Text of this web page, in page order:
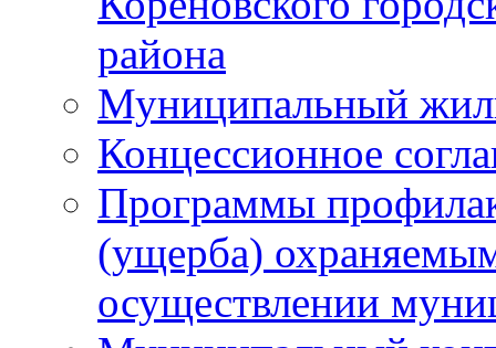
района
Муниципальный
Концессионное
Программы
(ущерба)
осуществлении